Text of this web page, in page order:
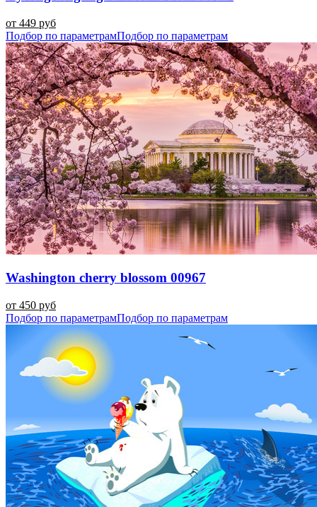
от 449 руб
Подбор по параметрамПодбор по параметрам
Washington cherry blossom 00967
от 450 руб
Подбор по параметрамПодбор по параметрам